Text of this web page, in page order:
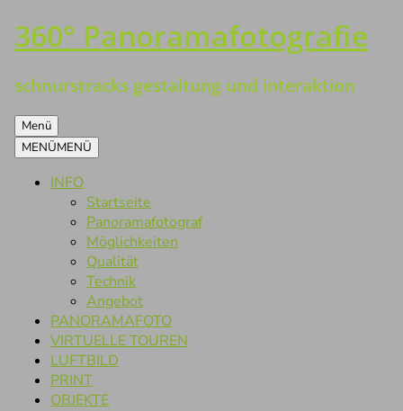
Zum
Inhalt
360° Panoramafotografie
schnurstracks gestaltung und interaktion
Menü
MENÜMENÜ
INFO
Startseite
Panoramafotograf
Möglichkeiten
Qualität
Technik
Angebot
PANORAMAFOTO
VIRTUELLE TOUREN
LUFTBILD
PRINT
OBJEKTE